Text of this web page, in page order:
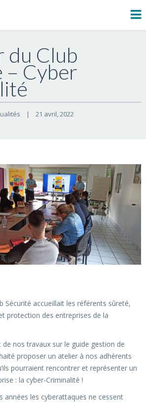
du Club
– Cyber
| 21 avril, 2022
Sécurité accueillait les référents sûreté,
protection des entreprises de la
nos travaux sur le guide gestion de
proposer un atelier à nos adhérents
pourraient rencontrer et représenter un
: la cyber-Criminalité !
années les cyberattaques ne cessent